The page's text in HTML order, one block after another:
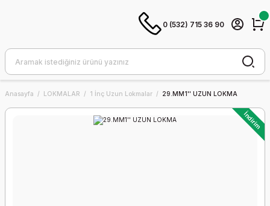
0 (532) 715 36 90
Anasayfa LOKMALAR 1 İnç Uzun Lokmalar 29.MM1'' UZUN LOKMA
İndirim